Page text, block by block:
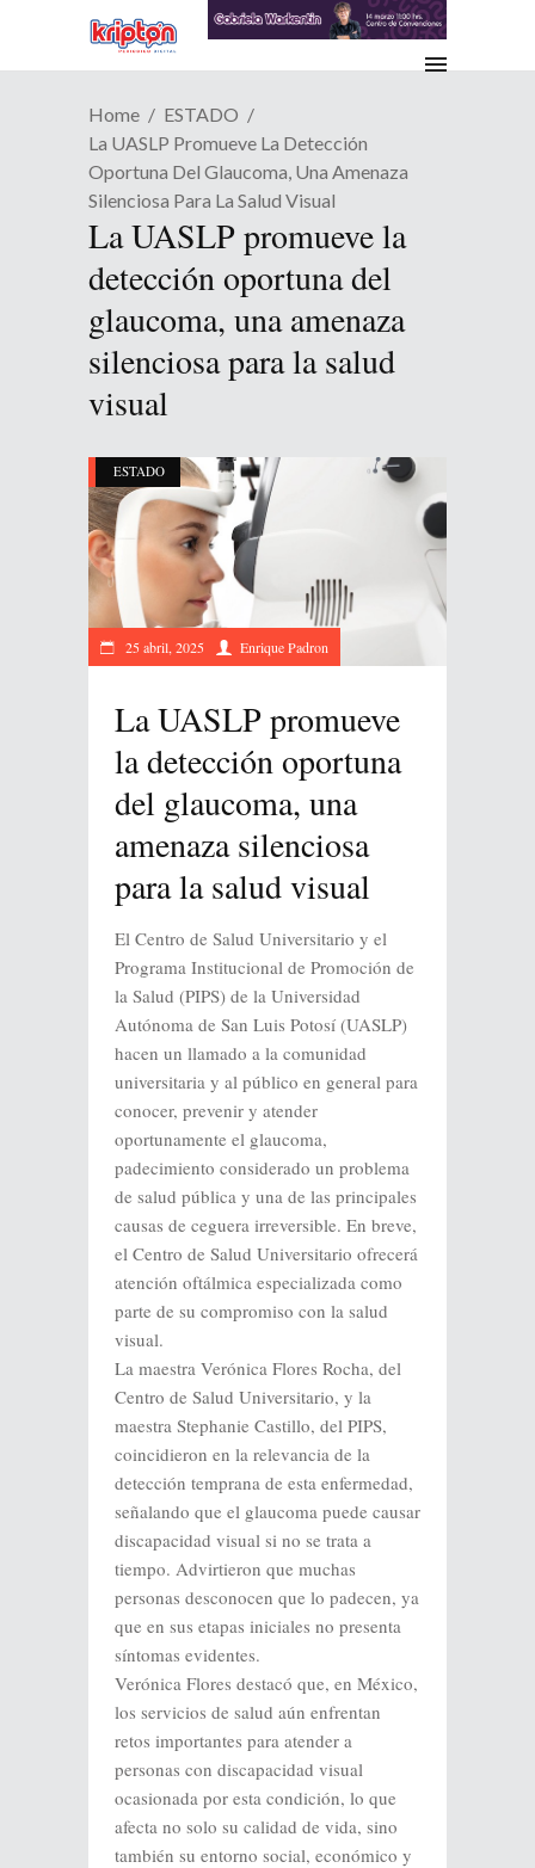
Home
ESTADO
La UASLP Promueve La Detección
Oportuna Del Glaucoma, Una Amenaza
Silenciosa Para La Salud Visual
La UASLP promueve la
detección oportuna del
glaucoma, una amenaza
silenciosa para la salud
visual
ESTADO
25 abril, 2025 Enrique Padron
La UASLP promueve
la detección oportuna
del glaucoma, una
amenaza silenciosa
para la salud visual
El Centro de Salud Universitario y el
Programa Institucional de Promoción de
la Salud (PIPS) de la Universidad
Autónoma de San Luis Potosí (UASLP)
hacen un llamado a la comunidad
universitaria y al público en general para
conocer, prevenir y atender
oportunamente el glaucoma,
padecimiento considerado un problema
de salud pública y una de las principales
causas de ceguera irreversible. En breve,
el Centro de Salud Universitario ofrecerá
atención oftálmica especializada como
parte de su compromiso con la salud
visual.
La maestra Verónica Flores Rocha, del
Centro de Salud Universitario, y la
maestra Stephanie Castillo, del PIPS,
coincidieron en la relevancia de la
detección temprana de esta enfermedad,
señalando que el glaucoma puede causar
discapacidad visual si no se trata a
tiempo. Advirtieron que muchas
personas desconocen que lo padecen, ya
que en sus etapas iniciales no presenta
síntomas evidentes.
Verónica Flores destacó que, en México,
los servicios de salud aún enfrentan
retos importantes para atender a
personas con discapacidad visual
ocasionada por esta condición, lo que
afecta no solo su calidad de vida, sino
también su entorno social, económico y